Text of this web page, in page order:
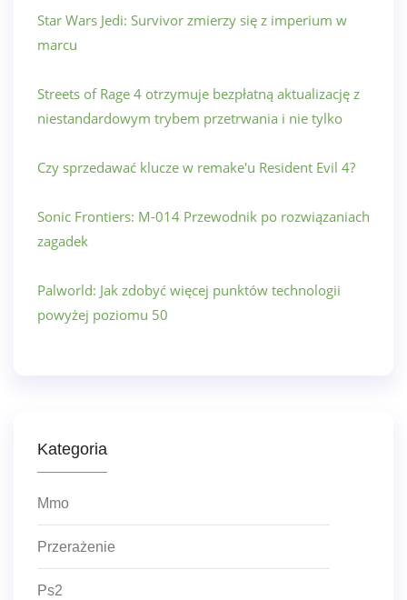
Star Wars Jedi: Survivor zmierzy się z imperium w
marcu
Streets of Rage 4 otrzymuje bezpłatną aktualizację z
niestandardowym trybem przetrwania i nie tylko
Czy sprzedawać klucze w remake'u Resident Evil 4?
Sonic Frontiers: M-014 Przewodnik po rozwiązaniach
zagadek
Palworld: Jak zdobyć więcej punktów technologii
powyżej poziomu 50
Kategoria
Mmo
Przerażenie
Ps2